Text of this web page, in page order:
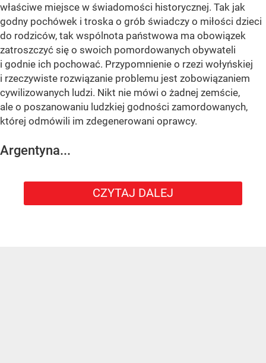
właściwe miejsce w świadomości historycznej. Tak jak
godny pochówek i troska o grób świadczy o miłości dzieci
do rodziców, tak wspólnota państwowa ma obowiązek
zatroszczyć się o swoich pomordowanych obywateli
i godnie ich pochować. Przypomnienie o rzezi wołyńskiej
i rzeczywiste rozwiązanie problemu jest zobowiązaniem
cywilizowanych ludzi. Nikt nie mówi o żadnej zemście,
ale o poszanowaniu ludzkiej godności zamordowanych,
której odmówili im zdegenerowani oprawcy.
Argentyna...
CZYTAJ DALEJ